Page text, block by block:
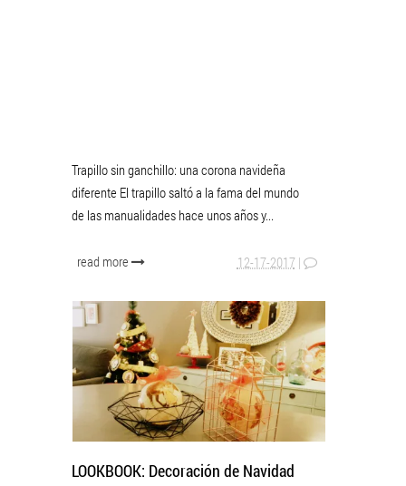
Trapillo sin ganchillo: una corona navideña
diferente El trapillo saltó a la fama del mundo
de las manualidades hace unos años y...
read more 12-17-2017 |
LOOKBOOK: Decoración de Navidad